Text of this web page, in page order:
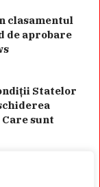
clasamentul
de aprobare
Statelor
sunt